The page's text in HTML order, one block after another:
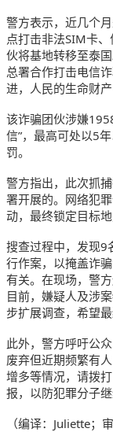
警方表示，近几个
点打击非法SIM卡
伙将基地转移至泰
总署合作打击电信
进，人民的生命财
该诈骗团伙涉嫌
信”，最高可处以5
罚。
警方指出，此次抓
署开展的。网络犯
动，最终锁定目标地
搜查过程中，发现9
行作案，以掩盖诈
有关。在现场，警
目前，嫌疑人及涉
步扩展调查，希望
此外，警方呼吁公
废弃但近期频繁有
增多等情况，请拨
报，以防犯罪分子
（编译：Juliette；